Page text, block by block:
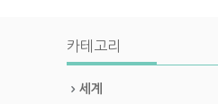
카테고리
세계